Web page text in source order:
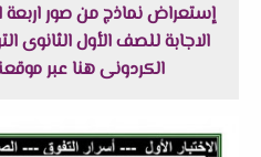
إستعراض نماذج من صور اربعة
الكردونى هنا عبر